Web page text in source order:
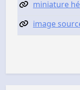
miniature
image